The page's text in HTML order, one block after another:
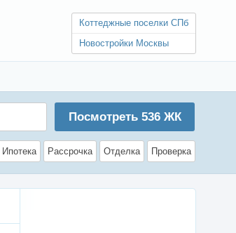
Коттеджные поселки СПб
Новостройки Москвы
Посмотреть 536ЖК
Ипотека Рассрочка Отделка Проверка